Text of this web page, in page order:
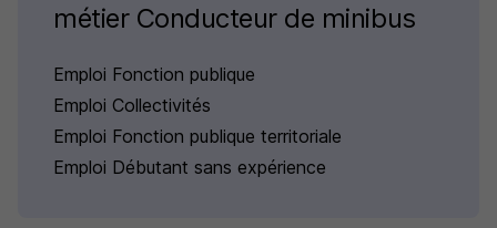
métier Conducteur de minibus
Emploi Fonction publique
Emploi Collectivités
Emploi Fonction publique territoriale
Emploi Débutant sans expérience